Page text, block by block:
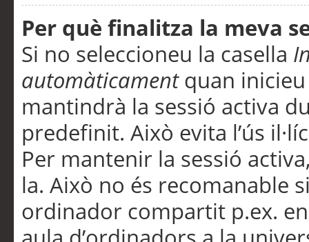
Per què finalitza la meva
Si no seleccioneu la casella
automàticamentquan inicieu
mantindrà la sessió activa
predefinit. Això evita l’ús
Per mantenir la sessió
la. Això no és recomanable
ordinador compartit p.ex.